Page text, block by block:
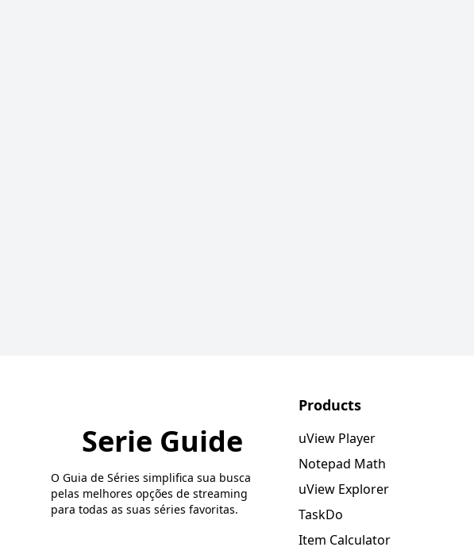
Serie Guide
O Guia de Séries simplifica sua busca
pelas melhores opções de streaming
para todas as suas séries favoritas.
Products
uView Player
Notepad Math
uView Explorer
TaskDo
Item Calculator